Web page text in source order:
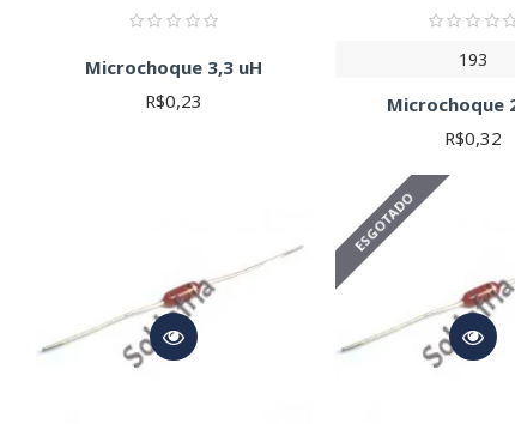
Microchoque 3,3 uH
R$0,23
193
Microchoque
R$0,32
ESGOTADO